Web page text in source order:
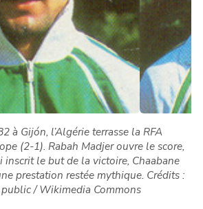
à Gijón, l’Algérie terrasse la RFA
(2-1). Rabah Madjer ouvre le score,
inscrit le but de la victoire, Chaabane
prestation restée mythique. Crédits :
/ Wikimedia Commons